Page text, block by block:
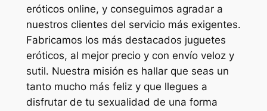
eróticos online, y conseguimos agradar a
nuestros clientes del servicio más exigentes.
Fabricamos los más destacados juguetes
eróticos, al mejor precio y con envío veloz y
sutil. Nuestra misión es hallar que seas un
tanto mucho más feliz y que llegues a
disfrutar de tu sexualidad de una forma